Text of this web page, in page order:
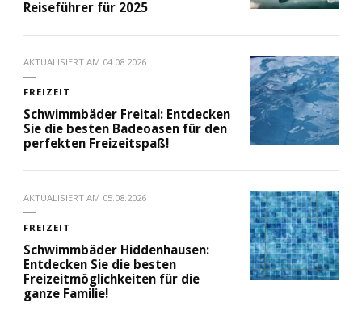
Reiseführer für 2025
AKTUALISIERT AM 04.08.2026
FREIZEIT
Schwimmbäder Freital: Entdecken
Sie die besten Badeoasen für den
perfekten Freizeitspaß!
AKTUALISIERT AM 05.08.2026
FREIZEIT
Schwimmbäder Hiddenhausen:
Entdecken Sie die besten
Freizeitmöglichkeiten für die
ganze Familie!